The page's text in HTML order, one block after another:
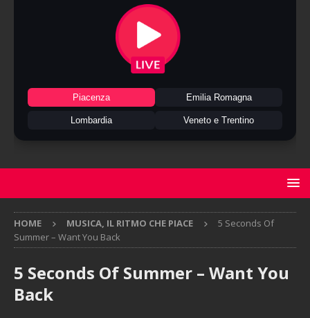
Piacenza Emilia Romagna
Lombardia Veneto e Trentino
HOME MUSICA, IL RITMO CHE PIACE
5 Seconds Of
Summer – Want You Back
5 Seconds Of Summer – Want You
Back